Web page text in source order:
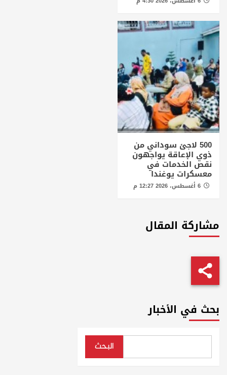
500 لاجئ سوداني من
ذوي الإعاقة يواجهون
نقص الخدمات في
معسكرات يوغندا
مشاركة المقال
بحث في الأخبار
البحث